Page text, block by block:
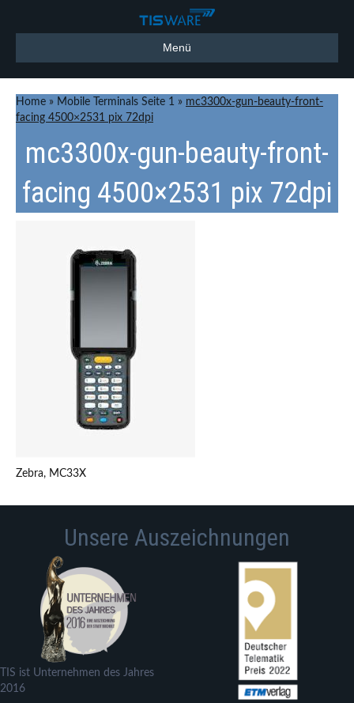
Menü
Home » Mobile Terminals Seite 1 » mc3300x-gun-beauty-front-
facing 4500×2531 pix 72dpi
mc3300x-gun-beauty-front-
facing 4500×2531 pix 72dpi
Zebra, MC33X
Unsere Auszeichnungen
TIS ist Unternehmen des Jahres
2016